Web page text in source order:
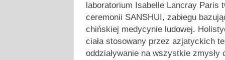
laboratorium Isabelle Lancray Paris
ceremonii SANSHUI, zabiegu
chińskiej medycynie ludowej.
ciała stosowany przez azjatyckich
oddziaływanie na wszystkie zmysły